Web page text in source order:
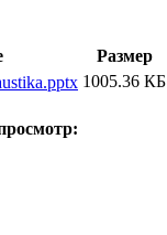
Размер
1005.36 КБ